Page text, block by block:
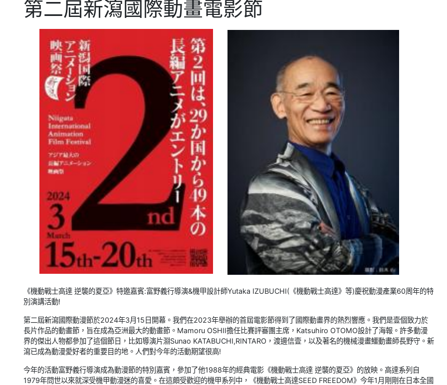
第二屆新瀉國際動畫電影節
《機動戰士高達 逆襲的夏亞》特邀嘉賓:富野義行導演&機甲設計師Yutaka IZUBUCHI(《機動戰士高達》等)慶祝動漫產業60周年的特
別演講活動!
第二屆新瀉國際動漫節於2024年3月15日開幕。我們在2023年舉辦的首屆電影節得到了國際動畫界的熱烈響應。我們是壹個致力於
長片作品的動畫節，旨在成為亞洲最大的動畫節。Mamoru OSHII擔任比賽評審團主席，Katsuhiro OTOMO設計了海報。許多動漫
界的傑出人物都參加了這個節日，比如導演片淵Sunao KATABUCHI,RINTARO，渡邊信壹，以及著名的機械漫畫鱷動畫師長野守。新
瀉已成為動漫愛好者的重要目的地。人們對今年的活動期望很高!
今年的活動富野義行導演成為動漫節的特別嘉賓，參加了他1988年的經典電影《機動戰士高達 逆襲的夏亞》的放映。高達系列自
1979年問世以來就深受機甲動漫迷的喜愛。在這頗受歡迎的機甲系列中，《機動戰士高達SEED FREEDOM》今年1月剛剛在日本全國